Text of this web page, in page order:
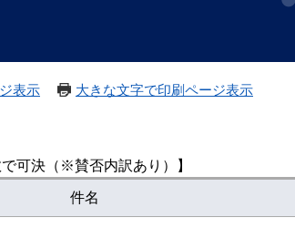
表示 大きな文字で印刷ページ表示
可決（※賛否内訳あり）】
件名